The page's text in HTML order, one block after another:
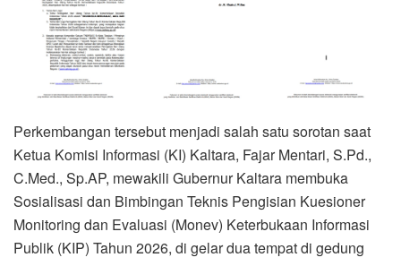
Perkembangan tersebut menjadi salah satu sorotan saat
Ketua Komisi Informasi (KI) Kaltara, Fajar Mentari, S.Pd.,
C.Med., Sp.AP, mewakili Gubernur Kaltara membuka
Sosialisasi dan Bimbingan Teknis Pengisian Kuesioner
Monitoring dan Evaluasi (Monev) Keterbukaan Informasi
Publik (KIP) Tahun 2026, di gelar dua tempat di gedung